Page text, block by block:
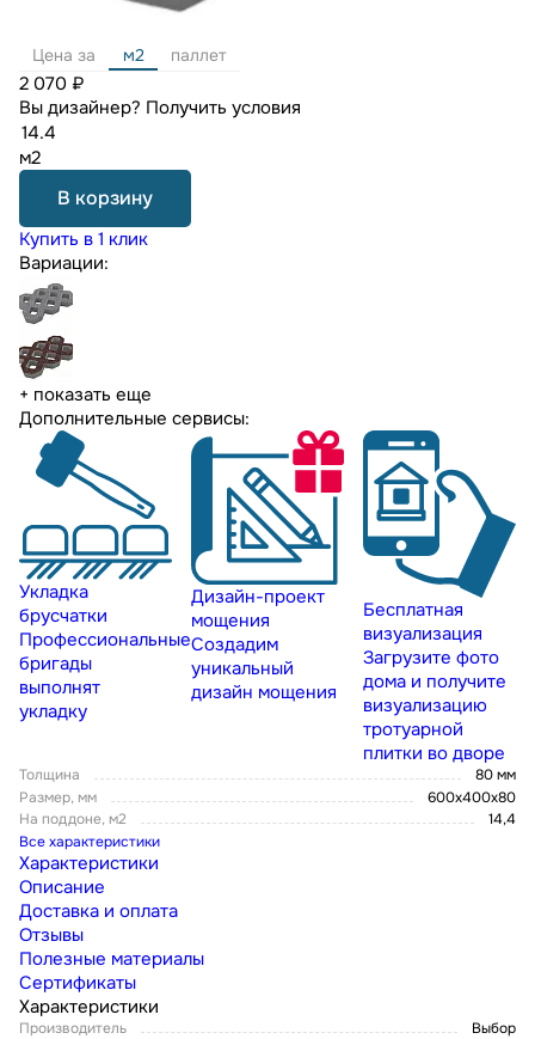
Цена за м2 паллет
2 070 ₽
Вы дизайнер? Получить условия
м2
В корзину
Купить в 1 клик
Вариации:
+ показать еще
Дополнительные сервисы:
Укладка
брусчатки
Профессиональные
бригады
выполнят
укладку
Дизайн-проект
мощения
Создадим
уникальный
дизайн мощения
Бесплатная
визуализация
Загрузите фото
дома и получите
визуализацию
тротуарной
плитки во дворе
Толщина
80 мм
Размер, мм
600х400х80
На поддоне, м2
14,4
Все характеристики
Характеристики
Описание
Доставка и оплата
Отзывы
Полезные материалы
Сертификаты
Характеристики
Производитель
Выбор